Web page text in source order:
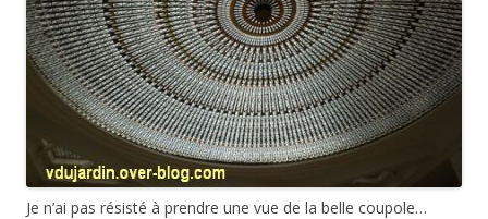
Je n’ai pas résisté à prendre une vue de la belle coupole…